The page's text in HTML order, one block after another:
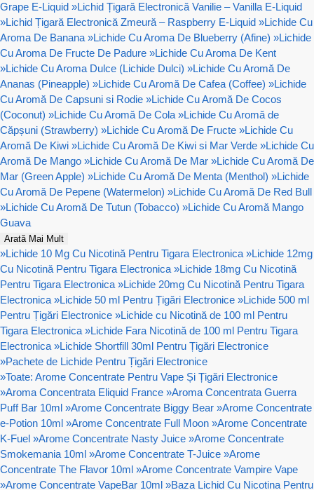
Grape E-Liquid »Lichid Țigară Electronică Vanilie – Vanilla E-Liquid
»Lichid Țigară Electronică Zmeură – Raspberry E-Liquid »Lichide Cu
Aroma De Banana »Lichide Cu Aroma De Blueberry (Afine) »Lichide
Cu Aroma De Fructe De Padure »Lichide Cu Aroma De Kent
»Lichide Cu Aroma Dulce (Lichide Dulci) »Lichide Cu Aromă De
Ananas (Pineapple) »Lichide Cu Aromă De Cafea (Coffee) »Lichide
Cu Aromă De Capsuni si Rodie »Lichide Cu Aromă De Cocos
(Coconut) »Lichide Cu Aromă De Cola »Lichide Cu Aromă de
Căpșuni (Strawberry) »Lichide Cu Aromă De Fructe »Lichide Cu
Aromă De Kiwi »Lichide Cu Aromă De Kiwi si Mar Verde »Lichide Cu
Aromă De Mango »Lichide Cu Aromă De Mar »Lichide Cu Aromă De
Mar (Green Apple) »Lichide Cu Aromă De Menta (Menthol) »Lichide
Cu Aromă De Pepene (Watermelon) »Lichide Cu Aromă De Red Bull
»Lichide Cu Aromă De Tutun (Tobacco) »Lichide Cu Aromă Mango
Guava
Arată Mai Mult
»Lichide 10 Mg Cu Nicotină Pentru Tigara Electronica »Lichide 12mg
Cu Nicotină Pentru Tigara Electronica »Lichide 18mg Cu Nicotină
Pentru Tigara Electronica »Lichide 20mg Cu Nicotină Pentru Tigara
Electronica »Lichide 50 ml Pentru Țigări Electronice »Lichide 500 ml
Pentru Țigări Electronice »Lichide cu Nicotină de 100 ml Pentru
Tigara Electronica »Lichide Fara Nicotină de 100 ml Pentru Tigara
Electronica »Lichide Shortfill 30ml Pentru Țigări Electronice
»Pachete de Lichide Pentru Țigări Electronice
»Toate: Arome Concentrate Pentru Vape Și Țigări Electronice
»Aroma Concentrata Eliquid France »Aroma Concentrata Guerra
Puff Bar 10ml »Arome Concentrate Biggy Bear »Arome Concentrate
e-Potion 10ml »Arome Concentrate Full Moon »Arome Concentrate
K-Fuel »Arome Concentrate Nasty Juice »Arome Concentrate
Smokemania 10ml »Arome Concentrate T-Juice »Arome
Concentrate The Flavor 10ml »Arome Concentrate Vampire Vape
»Arome Concentrate VapeBar 10ml »Baza Lichid Cu Nicotina Pentru